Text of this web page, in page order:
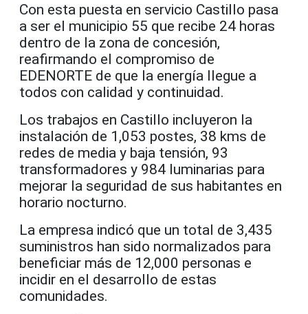
Con esta puesta en servicio Castillo pasa
a ser el municipio 55 que recibe 24 horas
dentro de la zona de concesión,
reafirmando el compromiso de
EDENORTE de que la energía llegue a
todos con calidad y continuidad.
Los trabajos en Castillo incluyeron la
instalación de 1,053 postes, 38 kms de
redes de media y baja tensión, 93
transformadores y 984 luminarias para
mejorar la seguridad de sus habitantes en
horario nocturno.
La empresa indicó que un total de 3,435
suministros han sido normalizados para
beneficiar más de 12,000 personas e
incidir en el desarrollo de estas
comunidades.